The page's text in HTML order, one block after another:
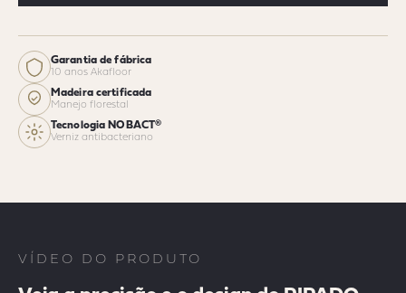
Garantia de fábrica
10 anos Akafloor
Madeira certificada
Manejo florestal
Tecnologia NOBACT®
Verniz antibacteriano
VÍDEO DO PRODUTO